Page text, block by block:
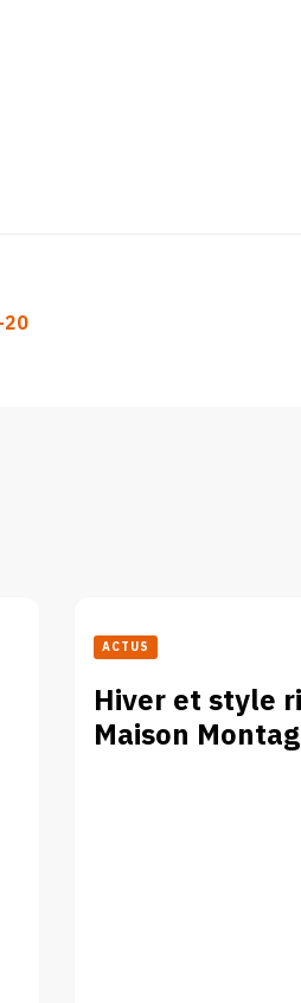
ACTUS
Hiver et style
Maison